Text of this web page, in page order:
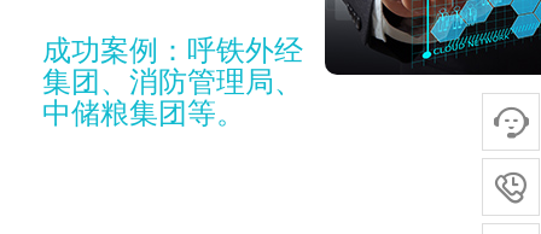
成功案例：呼铁外经
集团、消防管理局、
中储粮集团等。

